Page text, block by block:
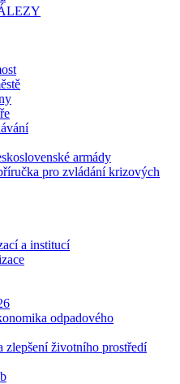
armády
pro zvládání krizových
a institucí
odpadového
zlepšení životního prostředí